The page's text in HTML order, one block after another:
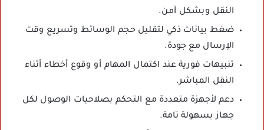
النقل وبشكل آمن.
ضغط بيانات ذكي لتقليل حجم الوسائط وتسريع وقت
الإرسال مع جودة.
تنبيهات فورية عند اكتمال المهام أو وقوع أخطاء أثناء
النقل المباشر.
دعم لأجهزة متعددة مع التحكم بصلاحيات الوصول لكل
جهاز بسهولة تامة.